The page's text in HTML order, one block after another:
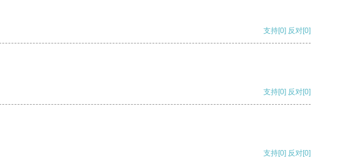
支持[0] 反对[0]
支持[0] 反对[0]
支持[0] 反对[0]